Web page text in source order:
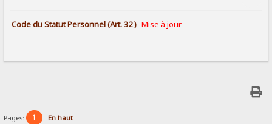
Code du Statut Personnel (Art. 32 ) -Mise à jour
Pages: 1 En haut